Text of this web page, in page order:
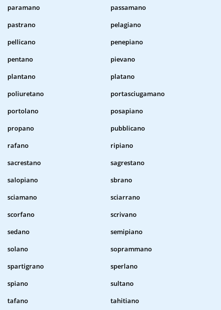
paramano
passamano
pastrano
pelagiano
pellicano
penepiano
pentano
pievano
plantano
platano
poliuretano
portasciugamano
portolano
posapiano
propano
pubblicano
rafano
ripiano
sacrestano
sagrestano
salopiano
sbrano
sciamano
sciarrano
scorfano
scrivano
sedano
semipiano
solano
soprammano
spartigrano
sperlano
spiano
sultano
tafano
tahitiano